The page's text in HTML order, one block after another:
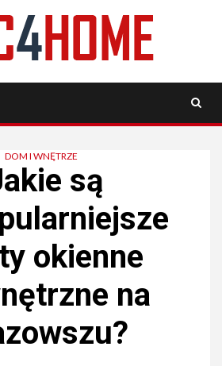
DOM I WNĘTRZE
są
okienne
na